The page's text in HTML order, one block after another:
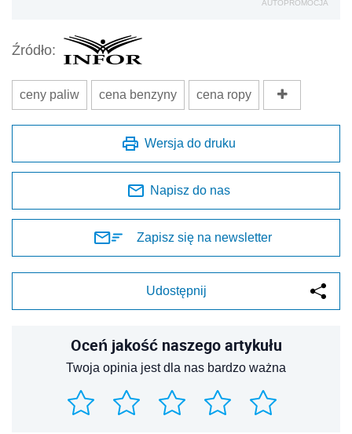
AUTOPROMOCJA
Źródło:
ceny paliw cena benzyny cena ropy
Wersja do druku
Napisz do nas
Zapisz się na newsletter
Udostępnij
Oceń jakość naszego artykułu
Twoja opinia jest dla nas bardzo ważna